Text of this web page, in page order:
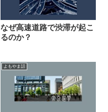
なぜ高速道路で渋滞が起こ
るのか？
よもやま話